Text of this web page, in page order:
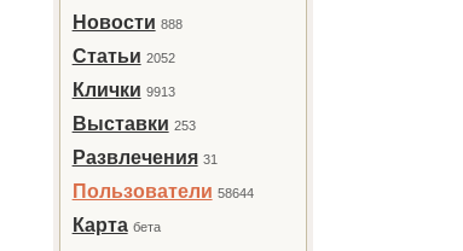
Новости 888
Статьи 2052
Клички 9913
Выставки 253
Развлечения 31
Пользователи 58644
Карта бета